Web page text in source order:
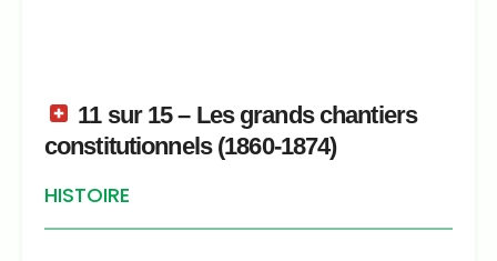
11 sur 15 – Les grands chantiers
constitutionnels (1860-1874)
HISTOIRE